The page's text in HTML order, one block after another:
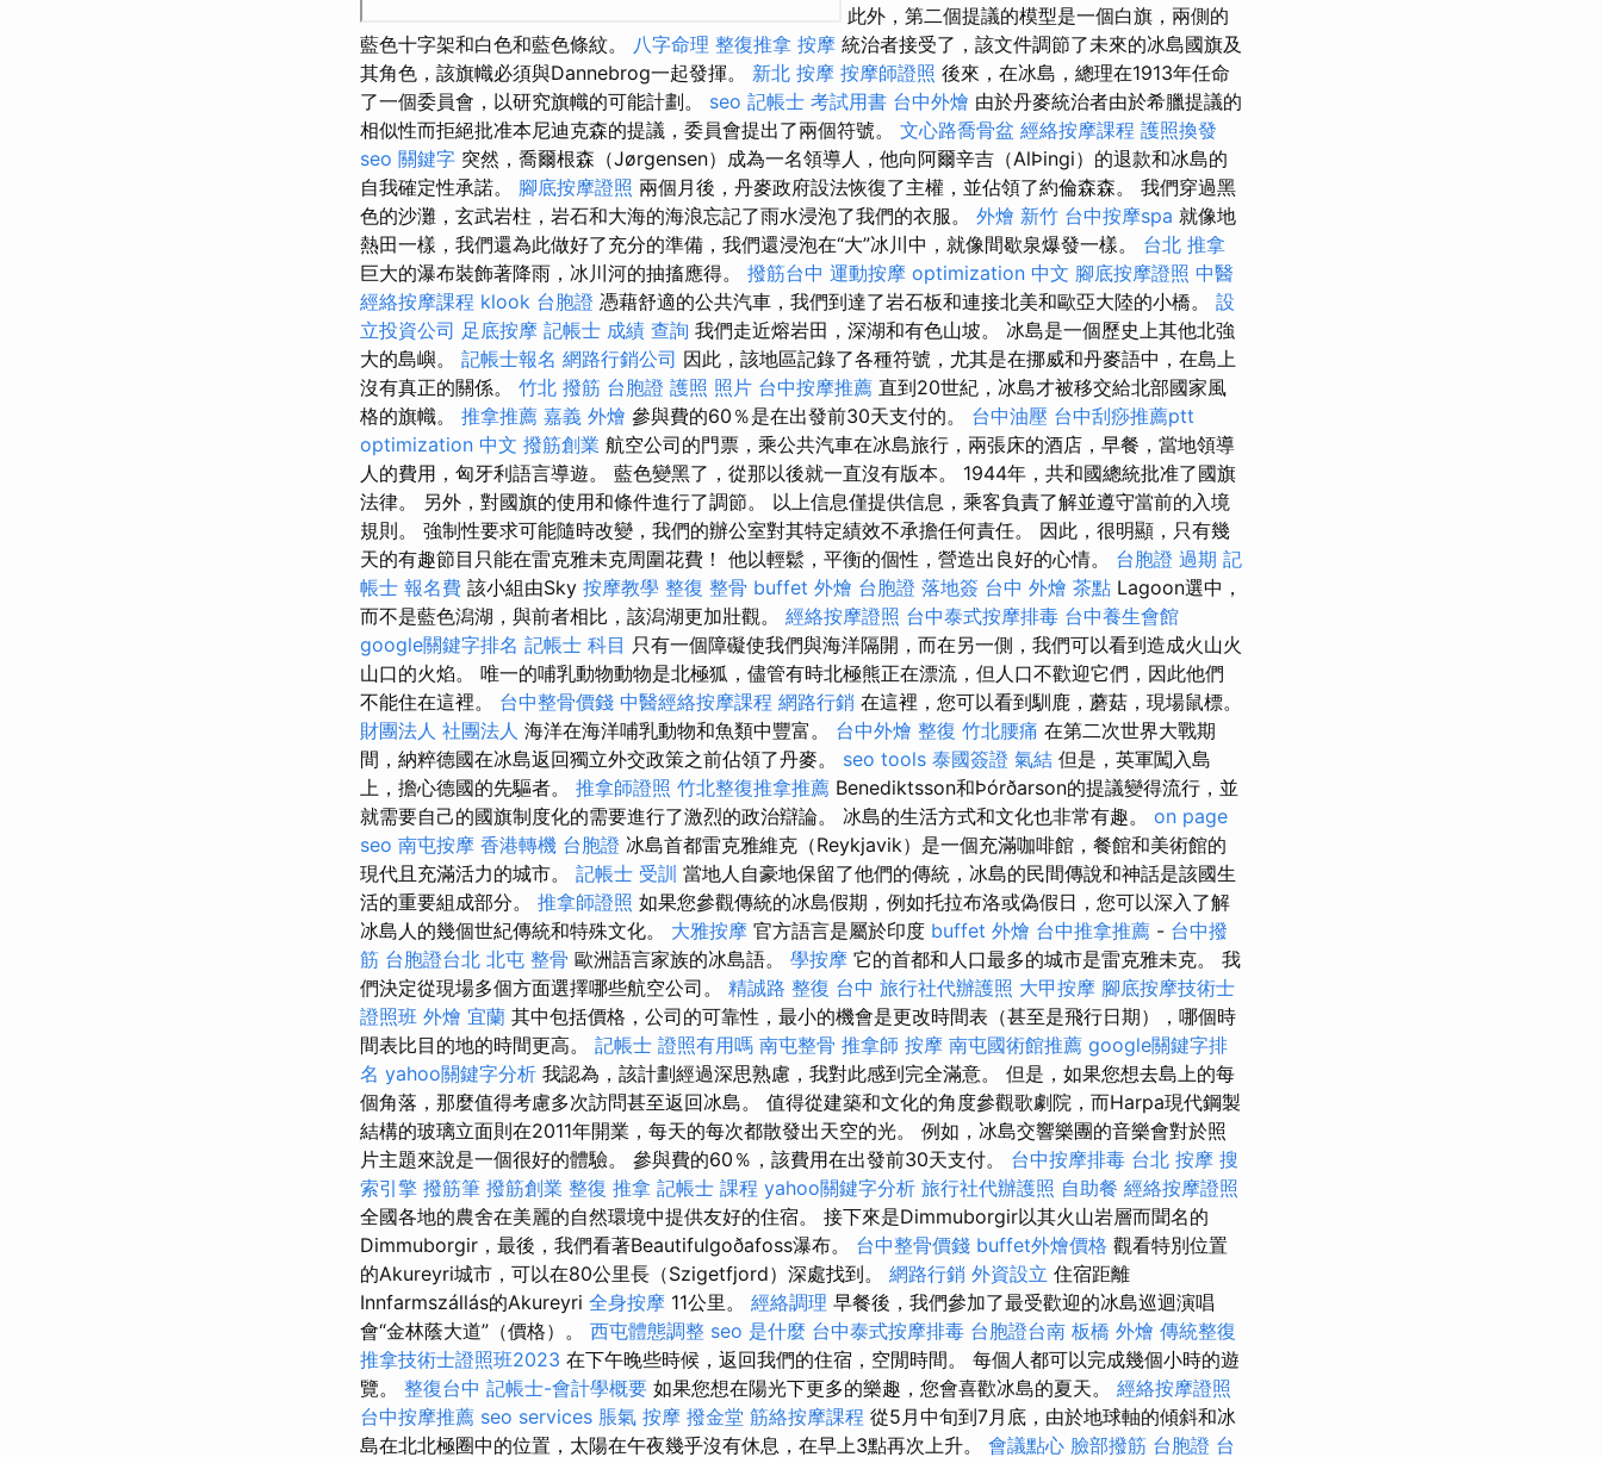
此外，第二個提議的模型是一個白旗，兩側的
藍色十字架和白色和藍色條紋。 八字命理 整復推拿 按摩 統治者接受了，該文件調節了未來的冰島國旗及
其角色，該旗幟必須與Dannebrog一起發揮。 新北 按摩 按摩師證照 後來，在冰島，總理在1913年任命
了一個委員會，以研究旗幟的可能計劃。 seo 記帳士 考試用書 台中外燴 由於丹麥統治者由於希臘提議的
相似性而拒絕批准本尼迪克森的提議，委員會提出了兩個符號。 文心路喬骨盆 經絡按摩課程 護照換發
seo 關鍵字 突然，喬爾根森（Jørgensen）成為一名領導人，他向阿爾辛吉（AlÞingi）的退款和冰島的
自我確定性承諾。 腳底按摩證照 兩個月後，丹麥政府設法恢復了主權，並佔領了約倫森森。 我們穿過黑
色的沙灘，玄武岩柱，岩石和大海的海浪忘記了雨水浸泡了我們的衣服。 外燴 新竹 台中按摩spa 就像地
熱田一樣，我們還為此做好了充分的準備，我們還浸泡在“大”冰川中，就像間歇泉爆發一樣。 台北 推拿
巨大的瀑布裝飾著降雨，冰川河的抽搐應得。 撥筋台中 運動按摩 optimization 中文 腳底按摩證照 中醫
經絡按摩課程 klook 台胞證 憑藉舒適的公共汽車，我們到達了岩石板和連接北美和歐亞大陸的小橋。 設
立投資公司 足底按摩 記帳士 成績 查詢 我們走近熔岩田，深湖和有色山坡。 冰島是一個歷史上其他北強
大的島嶼。 記帳士報名 網路行銷公司 因此，該地區記錄了各種符號，尤其是在挪威和丹麥語中，在島上
沒有真正的關係。 竹北 撥筋 台胞證 護照 照片 台中按摩推薦 直到20世紀，冰島才被移交給北部國家風
格的旗幟。 推拿推薦 嘉義 外燴 參與費的60％是在出發前30天支付的。 台中油壓 台中刮痧推薦ptt
optimization 中文 撥筋創業 航空公司的門票，乘公共汽車在冰島旅行，兩張床的酒店，早餐，當地領導
人的費用，匈牙利語言導遊。 藍色變黑了，從那以後就一直沒有版本。 1944年，共和國總統批准了國旗
法律。 另外，對國旗的使用和條件進行了調節。 以上信息僅提供信息，乘客負責了解並遵守當前的入境
規則。 強制性要求可能隨時改變，我們的辦公室對其特定績效不承擔任何責任。 因此，很明顯，只有幾
天的有趣節目只能在雷克雅未克周圍花費！ 他以輕鬆，平衡的個性，營造出良好的心情。 台胞證 過期 記
帳士 報名費 該小組由Sky 按摩教學 整復 整骨 buffet 外燴 台胞證 落地簽 台中 外燴 茶點 Lagoon選中，
而不是藍色潟湖，與前者相比，該潟湖更加壯觀。 經絡按摩證照 台中泰式按摩排毒 台中養生會館
google關鍵字排名 記帳士 科目 只有一個障礙使我們與海洋隔開，而在另一側，我們可以看到造成火山火
山口的火焰。 唯一的哺乳動物動物是北極狐，儘管有時北極熊正在漂流，但人口不歡迎它們，因此他們
不能住在這裡。 台中整骨價錢 中醫經絡按摩課程 網路行銷 在這裡，您可以看到馴鹿，蘑菇，現場鼠標。
財團法人 社團法人 海洋在海洋哺乳動物和魚類中豐富。 台中外燴 整復 竹北腰痛 在第二次世界大戰期
間，納粹德國在冰島返回獨立外交政策之前佔領了丹麥。 seo tools 泰國簽證 氣結 但是，英軍闖入島
上，擔心德國的先驅者。 推拿師證照 竹北整復推拿推薦 Benediktsson和Þórðarson的提議變得流行，並
就需要自己的國旗制度化的需要進行了激烈的政治辯論。 冰島的生活方式和文化也非常有趣。 on page
seo 南屯按摩 香港轉機 台胞證 冰島首都雷克雅維克（Reykjavik）是一個充滿咖啡館，餐館和美術館的
現代且充滿活力的城市。 記帳士 受訓 當地人自豪地保留了他們的傳統，冰島的民間傳說和神話是該國生
活的重要組成部分。 推拿師證照 如果您參觀傳統的冰島假期，例如托拉布洛或偽假日，您可以深入了解
冰島人的幾個世紀傳統和特殊文化。 大雅按摩 官方語言是屬於印度 buffet 外燴 台中推拿推薦 - 台中撥
筋 台胞證台北 北屯 整骨 歐洲語言家族的冰島語。 學按摩 它的首都和人口最多的城市是雷克雅未克。 我
們決定從現場多個方面選擇哪些航空公司。 精誠路 整復 台中 旅行社代辦護照 大甲按摩 腳底按摩技術士
證照班 外燴 宜蘭 其中包括價格，公司的可靠性，最小的機會是更改時間表（甚至是飛行日期），哪個時
間表比目的地的時間更高。 記帳士 證照有用嗎 南屯整骨 推拿師 按摩 南屯國術館推薦 google關鍵字排
名 yahoo關鍵字分析 我認為，該計劃經過深思熟慮，我對此感到完全滿意。 但是，如果您想去島上的每
個角落，那麼值得考慮多次訪問甚至返回冰島。 值得從建築和文化的角度參觀歌劇院，而Harpa現代鋼製
結構的玻璃立面則在2011年開業，每天的每次都散發出天空的光。 例如，冰島交響樂團的音樂會對於照
片主題來說是一個很好的體驗。 參與費的60％，該費用在出發前30天支付。 台中按摩排毒 台北 按摩 搜
索引擎 撥筋筆 撥筋創業 整復 推拿 記帳士 課程 yahoo關鍵字分析 旅行社代辦護照 自助餐 經絡按摩證照
全國各地的農舍在美麗的自然環境中提供友好的住宿。 接下來是Dimmuborgir以其火山岩層而聞名的
Dimmuborgir，最後，我們看著Beautifulgoðafoss瀑布。 台中整骨價錢 buffet外燴價格 觀看特別位置
的Akureyri城市，可以在80公里長（Szigetfjord）深處找到。 網路行銷 外資設立 住宿距離
Innfarmszállás的Akureyri 全身按摩 11公里。 經絡調理 早餐後，我們參加了最受歡迎的冰島巡迴演唱
會“金林蔭大道”（價格）。 西屯體態調整 seo 是什麼 台中泰式按摩排毒 台胞證台南 板橋 外燴 傳統整復
推拿技術士證照班2023 在下午晚些時候，返回我們的住宿，空閒時間。 每個人都可以完成幾個小時的遊
覽。 整復台中 記帳士-會計學概要 如果您想在陽光下更多的樂趣，您會喜歡冰島的夏天。 經絡按摩證照
台中按摩推薦 seo services 脹氣 按摩 撥金堂 筋絡按摩課程 從5月中旬到7月底，由於地球軸的傾斜和冰
島在北北極圈中的位置，太陽在午夜幾乎沒有休息，在早上3點再次上升。 會議點心 臉部撥筋 台胞證 台